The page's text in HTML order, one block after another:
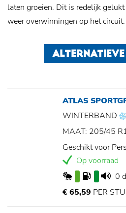
laten groeien. Dit is redelijk
weer overwinningen op het circuit.
ATLAS
WINTERBAND
MAAT: 205/45
Geschikt voor
Op voorraad
0
€ 65,59 PER